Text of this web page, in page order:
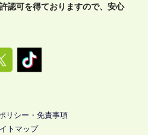
認可を得ておりますので、安心
リシー・免責事項
トマップ